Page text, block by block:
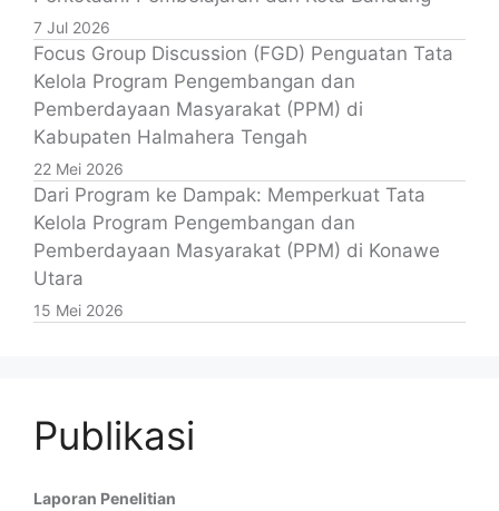
7 Jul 2026
Focus Group Discussion (FGD) Penguatan Tata
Kelola Program Pengembangan dan
Pemberdayaan Masyarakat (PPM) di
Kabupaten Halmahera Tengah
22 Mei 2026
Dari Program ke Dampak: Memperkuat Tata
Kelola Program Pengembangan dan
Pemberdayaan Masyarakat (PPM) di Konawe
Utara
15 Mei 2026
Publikasi
Laporan Penelitian